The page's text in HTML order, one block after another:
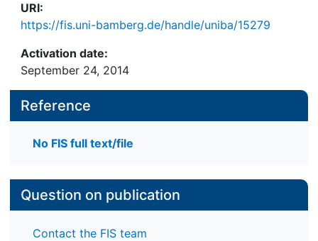
URI:
https://fis.uni-bamberg.de/handle/uniba/15279
Activation date:
September 24, 2014
Reference
No FIS full text/file
Question on publication
Contact the FIS team